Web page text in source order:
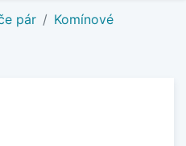
pár Komínové